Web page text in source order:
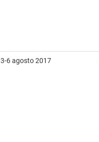
3-6 agosto 2017